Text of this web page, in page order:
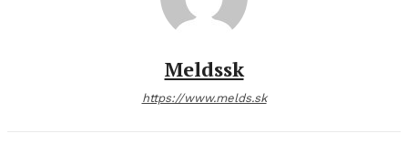
Meldssk
https://www.melds.sk